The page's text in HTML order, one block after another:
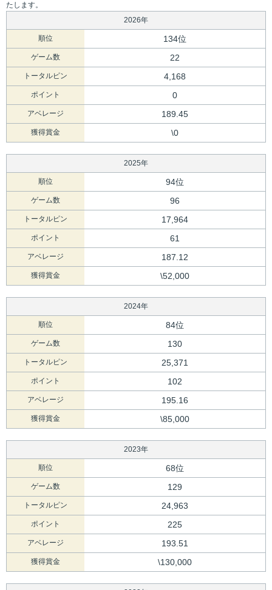
たします。
2026年
順位 134位
ゲーム数 22
トータルピン 4,168
ポイント 0
アベレージ 189.45
獲得賞金 \0
2025年
順位 94位
ゲーム数 96
トータルピン 17,964
ポイント 61
アベレージ 187.12
獲得賞金 \52,000
2024年
順位 84位
ゲーム数 130
トータルピン 25,371
ポイント 102
アベレージ 195.16
獲得賞金 \85,000
2023年
順位 68位
ゲーム数 129
トータルピン 24,963
ポイント 225
アベレージ 193.51
獲得賞金 \130,000